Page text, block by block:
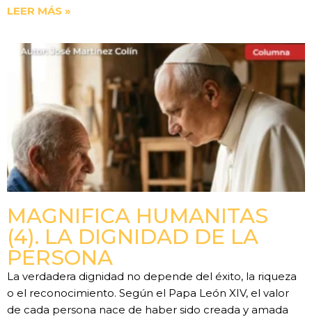
LEER MÁS »
MAGNIFICA HUMANITAS
(4). LA DIGNIDAD DE LA
PERSONA
La verdadera dignidad no depende del éxito, la riqueza
o el reconocimiento. Según el Papa León XIV, el valor
de cada persona nace de haber sido creada y amada